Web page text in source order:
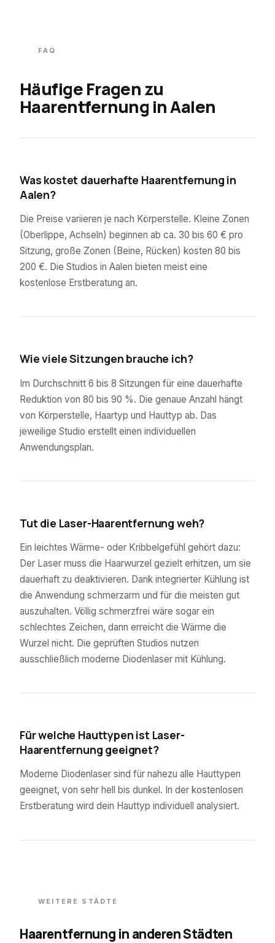
FAQ
Häufige Fragen zu
Haarentfernung inAalen
Was kostet dauerhafte Haarentfernung in
Aalen?
Die Preise variieren je nach Körperstelle. Kleine Zonen
(Oberlippe, Achseln) beginnen ab ca. 30 bis 60 € pro
Sitzung, große Zonen (Beine, Rücken) kosten 80 bis
200 €. Die Studios in Aalen bieten meist eine
kostenlose Erstberatung an.
Wie viele Sitzungen brauche ich?
Im Durchschnitt 6 bis 8 Sitzungen für eine dauerhafte
Reduktion von 80 bis 90 %. Die genaue Anzahl hängt
von Körperstelle, Haartyp und Hauttyp ab. Das
jeweilige Studio erstellt einen individuellen
Anwendungsplan.
Tut die Laser-Haarentfernung weh?
Ein leichtes Wärme- oder Kribbelgefühl gehört dazu:
Der Laser muss die Haarwurzel gezielt erhitzen, um sie
dauerhaft zu deaktivieren. Dank integrierter Kühlung ist
die Anwendung schmerzarm und für die meisten gut
auszuhalten. Völlig schmerzfrei wäre sogar ein
schlechtes Zeichen, dann erreicht die Wärme die
Wurzel nicht. Die geprüften Studios nutzen
ausschließlich moderne Diodenlaser mit Kühlung.
Für welche Hauttypen ist Laser-
Haarentfernung geeignet?
Moderne Diodenlaser sind für nahezu alle Hauttypen
geeignet, von sehr hell bis dunkel. In der kostenlosen
Erstberatung wird dein Hauttyp individuell analysiert.
WEITERE STÄDTE
Haarentfernung in anderen Städten